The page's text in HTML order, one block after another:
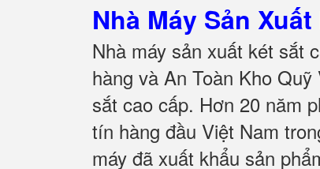
Nhà Máy Sản
Nhà máy sản xuất két sắt
hàng và An Toàn Kho
sắt cao cấp. Hơn 20 năm
tín hàng đầu Việt Nam
máy đã xuất khẩu sản